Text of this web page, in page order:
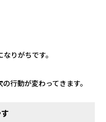
りがちです。
行動が変わってきます。